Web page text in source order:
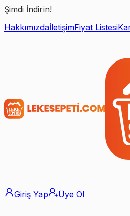
Şimdi İndirin!
HakkımızdaİletişimFiyat Listesi
Giriş Yap Üye Ol